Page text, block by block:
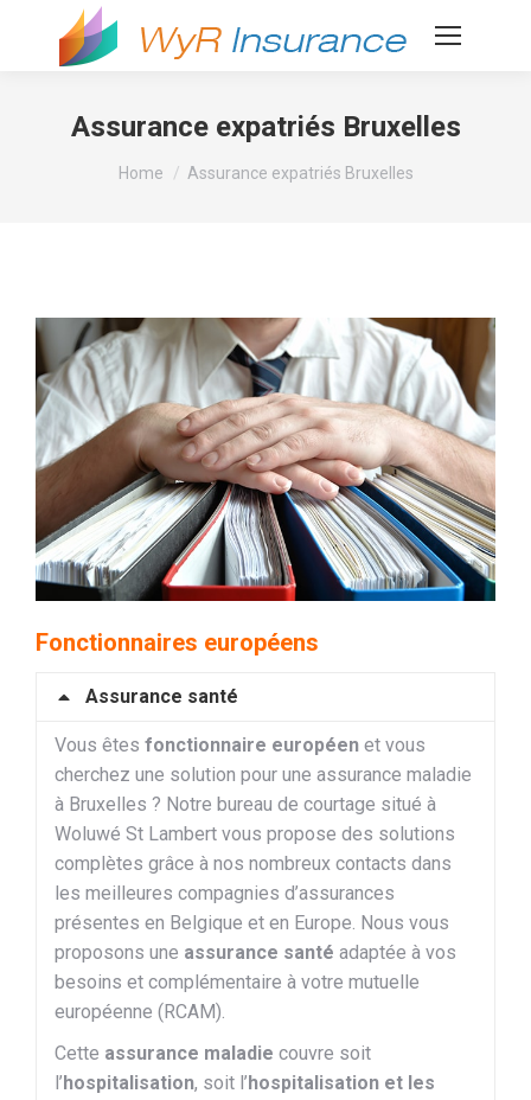
Assurance expatriés Bruxelles
You are here:
Home Assurance expatriés Bruxelles
Fonctionnaires européens
Assurance santé
Vous êtes fonctionnaire européen et vous
cherchez une solution pour une assurance maladie
à Bruxelles ? Notre bureau de courtage situé à
Woluwé St Lambert vous propose des solutions
complètes grâce à nos nombreux contacts dans
les meilleures compagnies d’assurances
présentes en Belgique et en Europe. Nous vous
proposons une assurance santé adaptée à vos
besoins et complémentaire à votre mutuelle
européenne (RCAM).
Cette assurance maladie couvre soit
l’hospitalisation, soit l’hospitalisation et les